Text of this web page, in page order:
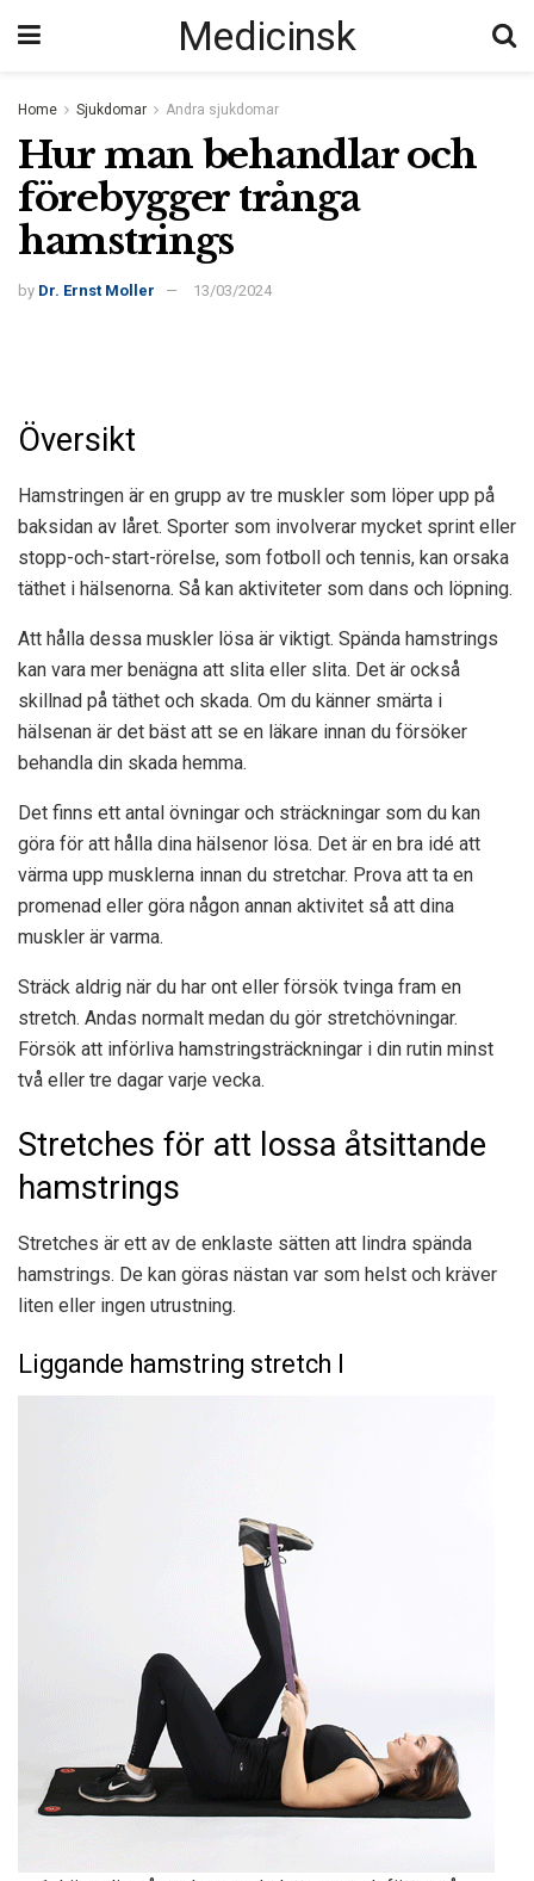
Medicinsk
Home Sjukdomar Andra sjukdomar
Hur man behandlar och
förebygger trånga
hamstrings
by Dr. Ernst Moller 13/03/2024
Översikt
Hamstringen är en grupp av tre muskler som löper upp på
baksidan av låret. Sporter som involverar mycket sprint eller
stopp-och-start-rörelse, som fotboll och tennis, kan orsaka
täthet i hälsenorna. Så kan aktiviteter som dans och löpning.
Att hålla dessa muskler lösa är viktigt. Spända hamstrings
kan vara mer benägna att slita eller slita. Det är också
skillnad på täthet och skada. Om du känner smärta i
hälsenan är det bäst att se en läkare innan du försöker
behandla din skada hemma.
Det finns ett antal övningar och sträckningar som du kan
göra för att hålla dina hälsenor lösa. Det är en bra idé att
värma upp musklerna innan du stretchar. Prova att ta en
promenad eller göra någon annan aktivitet så att dina
muskler är varma.
Sträck aldrig när du har ont eller försök tvinga fram en
stretch. Andas normalt medan du gör stretchövningar.
Försök att införliva hamstringsträckningar i din rutin minst
två eller tre dagar varje vecka.
Stretches för att lossa åtsittande
hamstrings
Stretches är ett av de enklaste sätten att lindra spända
hamstrings. De kan göras nästan var som helst och kräver
liten eller ingen utrustning.
Liggande hamstring stretch I